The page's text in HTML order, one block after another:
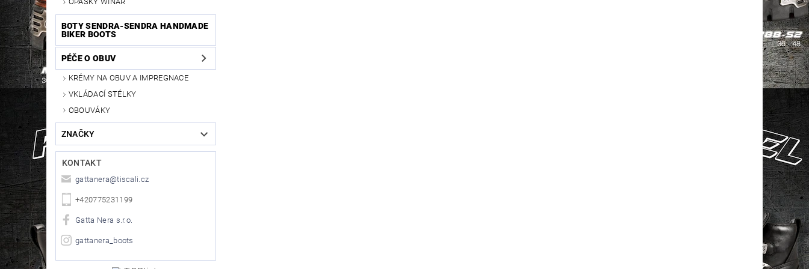
BOTY SENDRA-SENDRA HANDMADE
BIKER BOOTS
PÉČE O OBUV
KRÉMY NA OBUV A IMPREGNACE
VKLÁDACÍ STÉLKY
OBOUVÁKY
ZNAČKY
KONTAKT
gattanera@tiscali.cz
+420775231199
Gatta Nera s.r.o.
gattanera_boots